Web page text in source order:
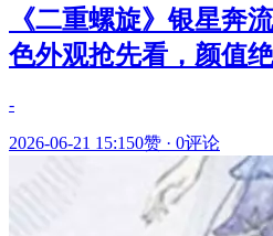
《二重螺旋》银星奔
色外观抢先看，颜值绝
-
2026-06-21 15:150赞 · 0评论